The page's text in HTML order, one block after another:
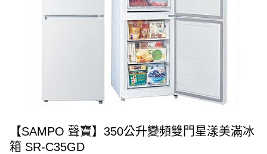
【SAMPO 聲寶】350公升變頻雙門星漾美滿冰
箱 SR-C35GD